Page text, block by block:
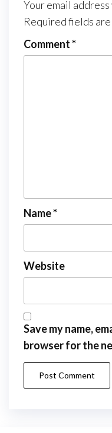
Your email
Required fields are
Comment*
Name*
Website
Save my name,
browser for the